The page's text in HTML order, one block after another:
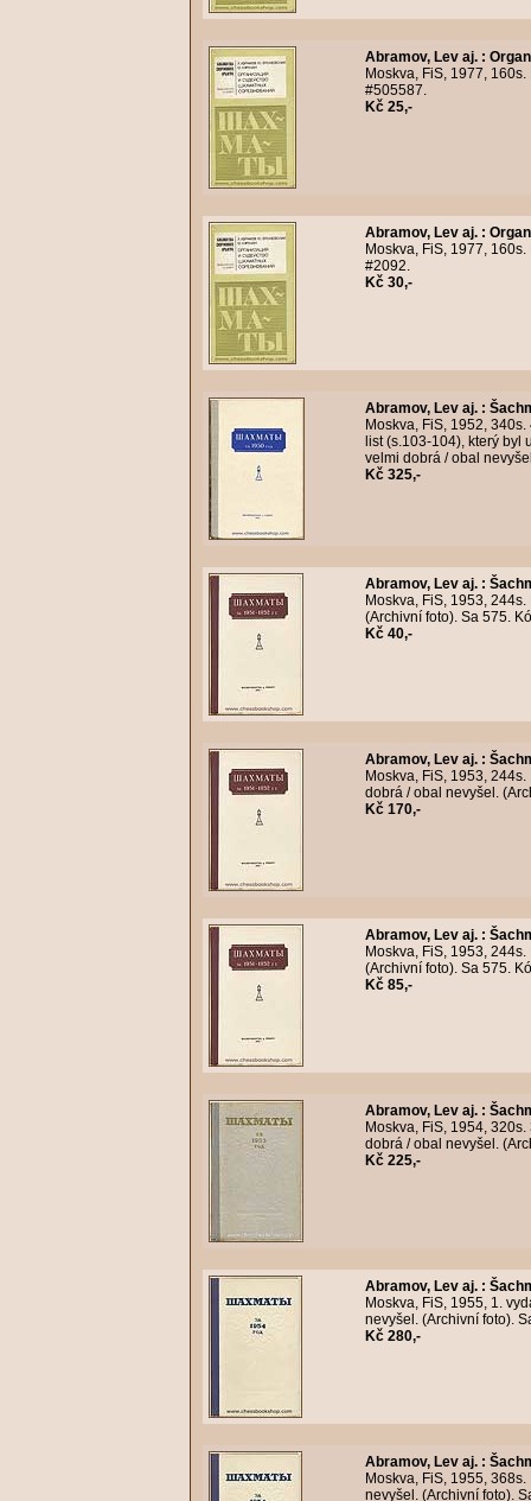
Abramov, Lev aj. :
Moskva, FiS, 1977,
#505587.
Kč 25,-
Abramov, Lev aj. :
Moskva, FiS, 1977,
#2092.
Kč 30,-
Abramov, Lev aj. :
Moskva, FiS, 1952,
list (s.103-104), který byl
velmi dobrá / obal
Kč 325,-
Abramov, Lev aj. :
Moskva, FiS, 1953,
(Archivní foto). Sa 575.
Kč 40,-
Abramov, Lev aj. :
Moskva, FiS, 1953,
dobrá / obal nevyšel.
Kč 170,-
Abramov, Lev aj. :
Moskva, FiS, 1953,
(Archivní foto). Sa 575.
Kč 85,-
Abramov, Lev aj. :
Moskva, FiS, 1954,
dobrá / obal nevyšel.
Kč 225,-
Abramov, Lev aj. :
Moskva, FiS, 1955, 1.
nevyšel. (Archivní foto).
Kč 280,-
Abramov, Lev aj. :
Moskva, FiS, 1955,
nevyšel. (Archivní foto).